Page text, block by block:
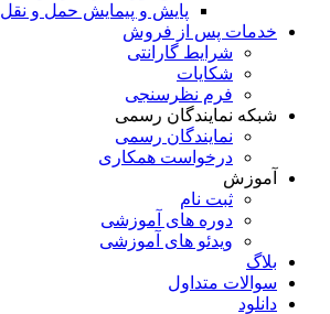
پایش و پیمایش حمل و نقل
خدمات پس از فروش
شرایط گارانتی
شکایات
فرم نظرسنجی
شبکه نمایندگان رسمی
نمایندگان رسمی
درخواست همکاری
آموزش
ثبت نام
دوره های آموزشی
ویدئو های آموزشی
بلاگ
سوالات متداول
دانلود